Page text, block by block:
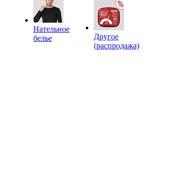
Нательное
белье
Другое
(распродажа)